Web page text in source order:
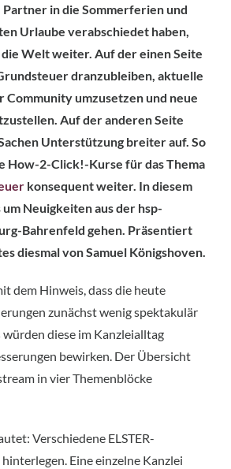
in die Sommerferien und
Urlaube verabschiedet haben,
Welt weiter. Auf der einen Seite
dranzubleiben, aktuelle
Community umzusetzen und neue
Auf der anderen Seite
Unterstützung breiter auf. So
How-2-Click!-Kurse für das Thema
konsequent weiter. In diesem
Neuigkeiten aus der hsp-
Bahrenfeld gehen. Präsentiert
diesmal von Samuel Königshoven.
dem Hinweis, dass die heute
zunächst wenig spektakulär
diese im Kanzleialltag
bewirken. Der Übersicht
in vier Themenblöcke
Verschiedene ELSTER-
Eine einzelne Kanzlei